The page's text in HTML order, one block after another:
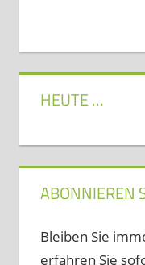
HEUTE …
ABONNIEREN
Bleiben Sie
erfahren Sie